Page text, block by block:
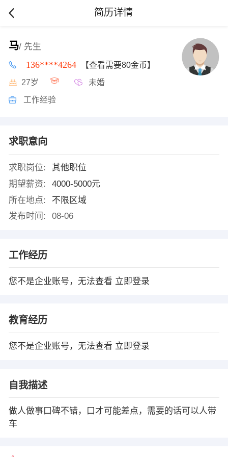
简历详情
马/ 先生
136****4264 【查看需要80金币】
27岁 未婚
工作经验
求职意向
求职岗位:
其他职位
期望薪资:
4000-5000元
所在地点:
不限区域
发布时间:
08-06
工作经历
您不是企业账号，无法查看 立即登录
教育经历
您不是企业账号，无法查看 立即登录
自我描述
做人做事口碑不错，口才可能差点，需要的话可以人带
车